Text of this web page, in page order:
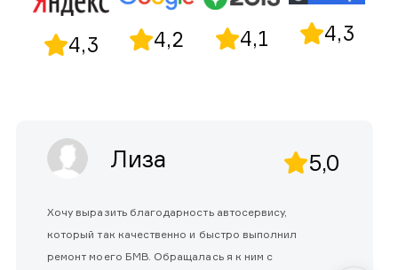
4,3 4,2 4,1 4,3
Лиза 5,0
Хочу выразить благодарность автосервису,
который так качественно и быстро выполнил
ремонт моего БМВ. Обращалась я к ним с